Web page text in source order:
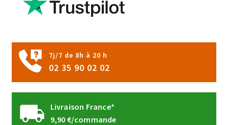
7j/7 de 8h à 20 h
02 35 90 02 02
Livraison France*
9,90 €/commande